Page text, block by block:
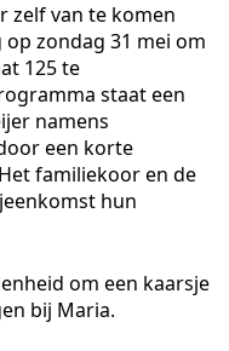
zelf van te komen
zondag 31 mei om
125 te
staat een
namens
een korte
familiekoor en de
hun
om een kaarsje
bij Maria.